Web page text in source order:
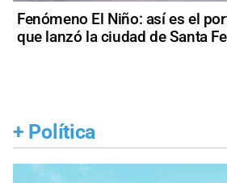
Fenómeno El Niño: así es el
que lanzó la ciudad de Santa Fe
+ Política